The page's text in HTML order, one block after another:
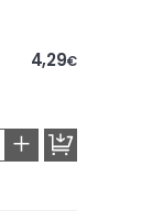
4,29€
+